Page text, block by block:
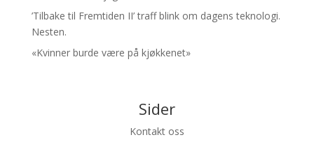
’Tilbake til Fremtiden II’ traff blink om dagens teknologi.
Nesten.
«Kvinner burde være på kjøkkenet»
Sider
Kontakt oss